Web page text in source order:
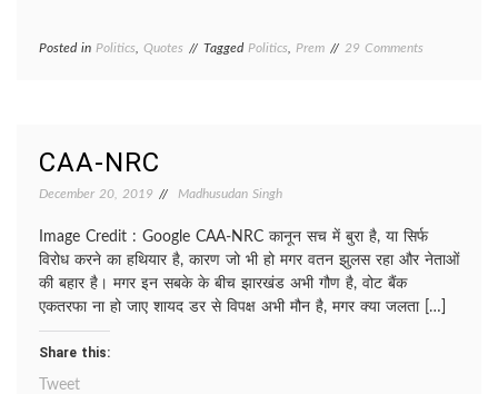
Posted in Politics Quotes Tagged Politics Prem 29 Comments
CAA-NRC
December 20, 2019 Madhusudan Singh
Image Credit : Google CAA-NRC कानून सच में बुरा है, या सिर्फ
विरोध करने का हथियार है, कारण जो भी हो मगर वतन झुलस रहा और नेताओं
की बहार है। मगर इन सबके के बीच झारखंड अभी गौण है, वोट बैंक
एकतरफा ना हो जाए शायद डर से विपक्ष अभी मौन है, मगर क्या जलता […]
Share this:
Tweet